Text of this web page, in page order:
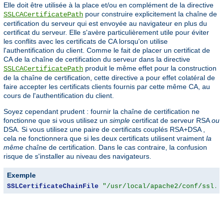
Elle doit être utilisée à la place et/ou en complément de la directive
SSLCACertificatePath pour construire explicitement la chaîne de
certification du serveur qui est envoyée au navigateur en plus du
certificat du serveur. Elle s'avère particulièrement utile pour éviter
les conflits avec les certificats de CA lorsqu'on utilise
l'authentification du client. Comme le fait de placer un certificat de
CA de la chaîne de certification du serveur dans la directive
SSLCACertificatePath produit le même effet pour la construction
de la chaîne de certification, cette directive a pour effet colatéral de
faire accepter les certificats clients fournis par cette même CA, au
cours de l'authentification du client.
Soyez cependant prudent : fournir la chaîne de certification ne
fonctionne que si vous utilisez un simple certificat de serveur RSAou
DSA. Si vous utilisez une paire de certificats couplés RSA+DSA ,
cela ne fonctionnera que si les deux certificats utilisent vraiment la
même chaîne de certification. Dans le cas contraire, la confusion
risque de s'installer au niveau des navigateurs.
Exemple
SSLCertificateChainFile "/usr/local/apache2/conf/